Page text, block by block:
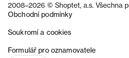
2008–2026 © Shoptet, a.s. Všechna
Obchodní podmínky
Soukromí a cookies
Formulář pro oznamovatele